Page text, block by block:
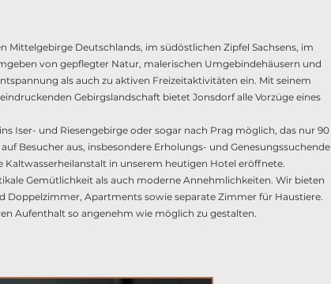
Deutschlands, im südöstlichen Zipfel Sachsens, im
von gepflegter Natur, malerischen Umgebindehäusern und
als auch zu aktiven Freizeitaktivitäten ein. Mit seinem
Gebirgslandschaft bietet Jonsdorf alle Vorzüge eines
Iser- und Riesengebirge oder sogar nach Prag möglich, das nur 90
Besucher aus, insbesondere Erholungs- und Genesungssuchende
Kaltwasserheilanstalt in unserem heutigen Hotel eröffnete.
Gemütlichkeit als auch moderne Annehmlichkeiten. Wir bieten
Apartments sowie separate Zimmer für Haustiere.
Aufenthalt so angenehm wie möglich zu gestalten.